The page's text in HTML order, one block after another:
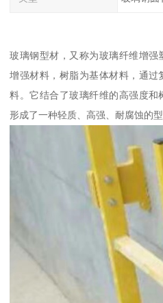
玻璃钢型材，又称为玻璃纤维增
增强材料，树脂为基体材料，通
料。它结合了玻璃纤维的高强度和
形成了一种轻质、高强、耐腐蚀的型